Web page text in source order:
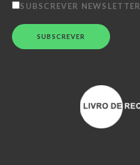
SUBSCREVER NEWSLETTER